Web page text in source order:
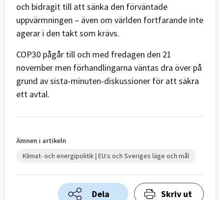
och bidragit till att sänka den förväntade
uppvärmningen – även om världen fortfarande inte
agerar i den takt som krävs.
COP30 pågår till och med fredagen den 21
november men förhandlingarna väntas dra över på
grund av sista-minuten-diskussioner för att säkra
ett avtal.
Ämnen i artikeln
Klimat- och energipolitik | EU:s och Sveriges läge och mål
Dela Skriv ut